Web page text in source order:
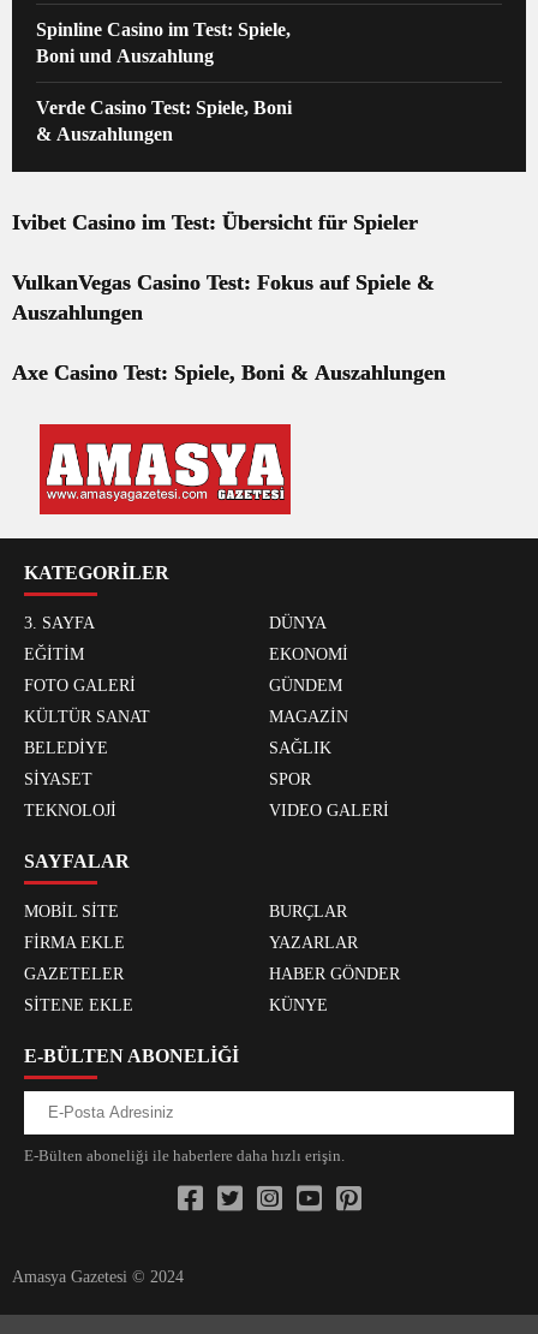
Spinline Casino im Test: Spiele,
Boni und Auszahlung
Verde Casino Test: Spiele, Boni
& Auszahlungen
Ivibet Casino im Test: Übersicht für Spieler
VulkanVegas Casino Test: Fokus auf Spiele &
Auszahlungen
Axe Casino Test: Spiele, Boni & Auszahlungen
KATEGORİLER
3. SAYFA
DÜNYA
EĞİTİM
EKONOMİ
FOTO GALERİ
GÜNDEM
KÜLTÜR SANAT
MAGAZİN
BELEDİYE
SAĞLIK
SİYASET
SPOR
TEKNOLOJİ
VIDEO GALERİ
SAYFALAR
MOBİL SİTE
BURÇLAR
FİRMA EKLE
YAZARLAR
GAZETELER
HABER GÖNDER
SİTENE EKLE
KÜNYE
E-BÜLTEN ABONELİĞİ
E-Bülten aboneliği ile haberlere daha hızlı erişin.
Amasya Gazetesi © 2024